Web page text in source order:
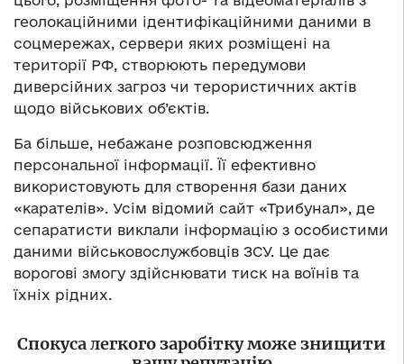
геолокаційними ідентифікаційними даними в
соцмережах, сервери яких розміщені на
території РФ, створюють передумови
диверсійних загроз чи терористичних актів
щодо військових об’єктів.
Ба більше, небажане розповсюдження
персональної інформації. Її ефективно
використовують для створення бази даних
«карателів». Усім відомий сайт «Трибунал», де
сепаратисти виклали інформацію з особистими
даними військовослужбовців ЗСУ. Це дає
ворогові змогу здійснювати тиск на воїнів та
їхніх рідних.
Спокуса легкого заробітку може знищити